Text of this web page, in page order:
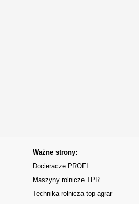
Ważne strony:
Docieracze PROFI
Maszyny rolnicze TPR
Technika rolnicza top agrar